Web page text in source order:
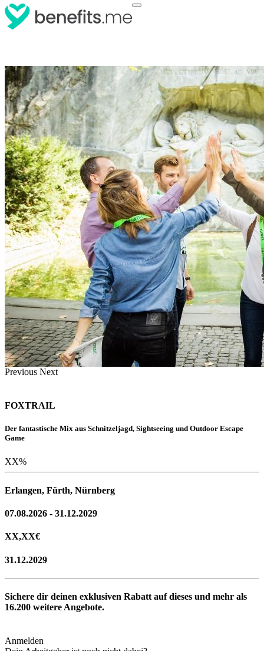
Previous Next
FOXTRAIL
Der fantastische Mix aus Schnitzeljagd, Sightseeing und Outdoor Escape
Game
XX%
Erlangen, Fürth, Nürnberg
07.08.2026 - 31.12.2029
XX,XX€
31.12.2029
Sichere dir deinen exklusiven Rabatt auf dieses und mehr als
16.200 weitere Angebote.
Anmelden